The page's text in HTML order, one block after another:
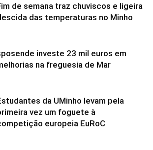
de semana traz chuviscos e ligeira
das temperaturas no Minho
investe 23 mil euros em
na freguesia de Mar
da UMinho levam pela
vez um foguete à
europeia EuRoC